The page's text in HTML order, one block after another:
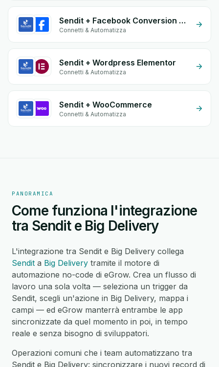
Sendit + Facebook Conversion API (CAPI)
Connetti & Automatizza
Sendit + Wordpress Elementor
Connetti & Automatizza
Sendit + WooCommerce
Connetti & Automatizza
PANORAMICA
Come funziona l'integrazione
tra Sendit e Big Delivery
L'integrazione tra Sendit e Big Delivery collega
Sendit a Big Delivery tramite il motore di
automazione no-code di eGrow. Crea un flusso di
lavoro una sola volta — seleziona un trigger da
Sendit, scegli un'azione in Big Delivery, mappa i
campi — ed eGrow manterrà entrambe le app
sincronizzate da quel momento in poi, in tempo
reale e senza bisogno di sviluppatori.
Operazioni comuni che i team automatizzano tra
Sendit e Big Delivery: sincronizzare i nuovi record di